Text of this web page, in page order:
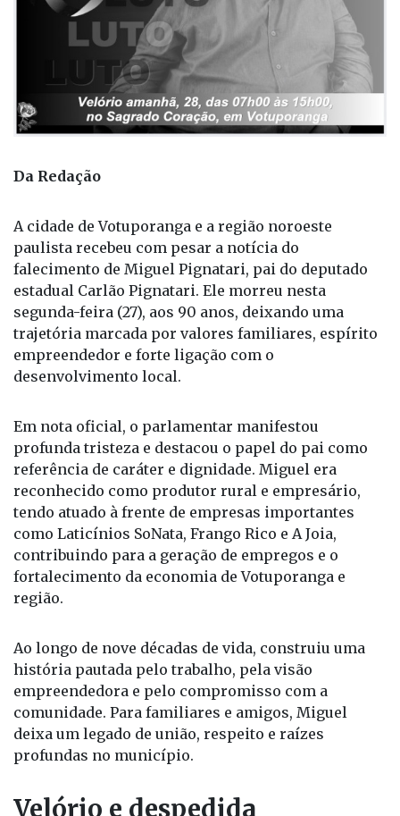
Da Redação
A cidade de Votuporanga e a região noroeste
paulista recebeu com pesar a notícia do
falecimento de Miguel Pignatari, pai do deputado
estadual Carlão Pignatari. Ele morreu nesta
segunda-feira (27), aos 90 anos, deixando uma
trajetória marcada por valores familiares, espírito
empreendedor e forte ligação com o
desenvolvimento local.
Em nota oficial, o parlamentar manifestou
profunda tristeza e destacou o papel do pai como
referência de caráter e dignidade. Miguel era
reconhecido como produtor rural e empresário,
tendo atuado à frente de empresas importantes
como Laticínios SoNata, Frango Rico e A Joia,
contribuindo para a geração de empregos e o
fortalecimento da economia de Votuporanga e
região.
Ao longo de nove décadas de vida, construiu uma
história pautada pelo trabalho, pela visão
empreendedora e pelo compromisso com a
comunidade. Para familiares e amigos, Miguel
deixa um legado de união, respeito e raízes
profundas no município.
Velório e despedida